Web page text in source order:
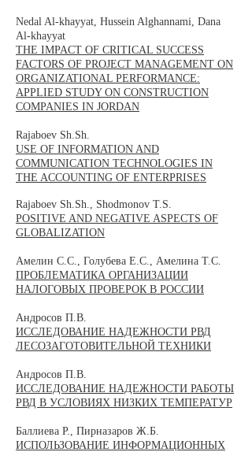
Nedal Al-khayyat, Hussein Alghannami, Dana
Al-khayyat
THE IMPACT OF CRITICAL SUCCESS
FACTORS OF PROJECT MANAGEMENT ON
ORGANIZATIONAL PERFORMANCE:
APPLIED STUDY ON CONSTRUCTION
COMPANIES IN JORDAN
Rajaboev Sh.Sh.
USE OF INFORMATION AND
COMMUNICATION TECHNOLOGIES IN
THE ACCOUNTING OF ENTERPRISES
Rajaboev Sh.Sh., Shodmonov T.S.
POSITIVE AND NEGATIVE ASPECTS OF
GLOBALIZATION
Амелин С.С., Голубева Е.С., Амелина Т.С.
ПРОБЛЕМАТИКА ОРГАНИЗАЦИИ
НАЛОГОВЫХ ПРОВЕРОК В РОССИИ
Андросов П.В.
ИССЛЕДОВАНИЕ НАДЕЖНОСТИ РВД
ЛЕСОЗАГОТОВИТЕЛЬНОЙ ТЕХНИКИ
Андросов П.В.
ИССЛЕДОВАНИЕ НАДЕЖНОСТИ РАБОТЫ
РВД В УСЛОВИЯХ НИЗКИХ ТЕМПЕРАТУР
Баллиева Р., Пирназаров Ж.Б.
ИСПОЛЬЗОВАНИЕ ИНФОРМАЦИОННЫХ